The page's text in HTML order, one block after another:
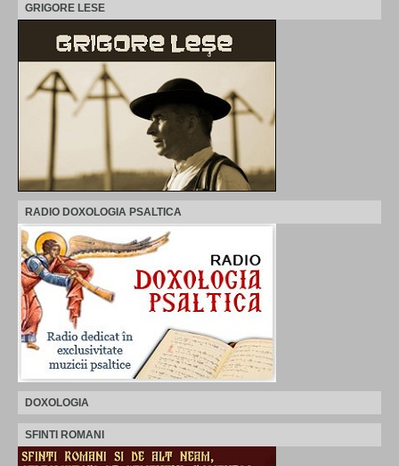
GRIGORE LESE
RADIO DOXOLOGIA PSALTICA
DOXOLOGIA
SFINTI ROMANI